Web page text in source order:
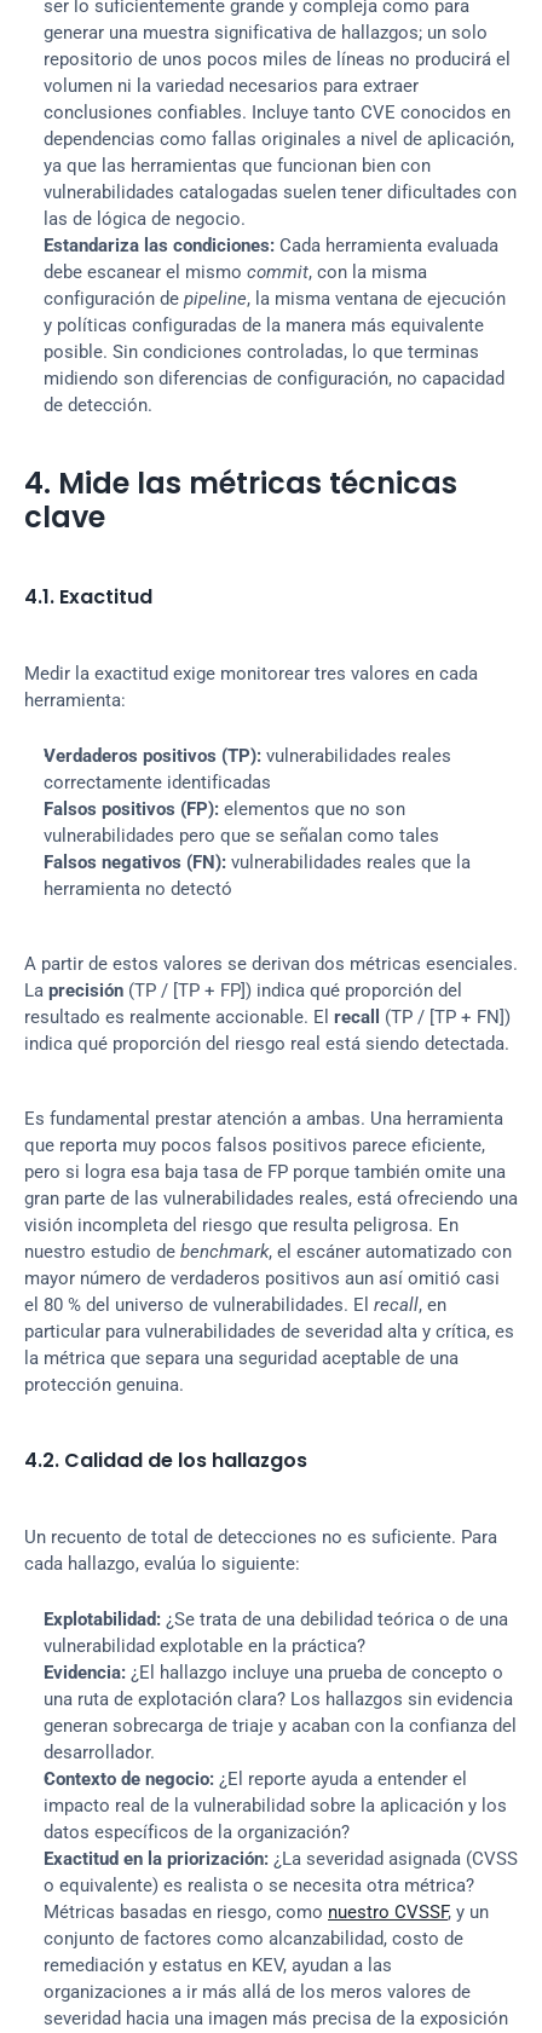
ser lo suficientemente grande y compleja como para
generar una muestra significativa de hallazgos; un solo
repositorio de unos pocos miles de líneas no producirá el
volumen ni la variedad necesarios para extraer
conclusiones confiables. Incluye tanto CVE conocidos en
dependencias como fallas originales a nivel de aplicación,
ya que las herramientas que funcionan bien con
vulnerabilidades catalogadas suelen tener dificultades con
las de lógica de negocio.
Estandariza las condiciones: Cada herramienta evaluada
debe escanear el mismo commit, con la misma
configuración de pipeline, la misma ventana de ejecución
y políticas configuradas de la manera más equivalente
posible. Sin condiciones controladas, lo que terminas
midiendo son diferencias de configuración, no capacidad
de detección.
4. Mide las métricas técnicas
clave
4.1. Exactitud
Medir la exactitud exige monitorear tres valores en cada
herramienta:
Verdaderos positivos (TP): vulnerabilidades reales
correctamente identificadas
Falsos positivos (FP): elementos que no son
vulnerabilidades pero que se señalan como tales
Falsos negativos (FN): vulnerabilidades reales que la
herramienta no detectó
A partir de estos valores se derivan dos métricas esenciales.
La precisión (TP / [TP + FP]) indica qué proporción del
resultado es realmente accionable. El recall
(TP / [TP + FN])
indica qué proporción del riesgo real está siendo detectada.
Es fundamental prestar atención a ambas. Una herramienta
que reporta muy pocos falsos positivos parece eficiente,
pero si logra esa baja tasa de FP porque también omite una
gran parte de las vulnerabilidades reales, está ofreciendo una
visión incompleta del riesgo que resulta peligrosa. En
nuestro estudio de benchmark, el escáner automatizado con
mayor número de verdaderos positivos aun así omitió casi
el 80 % del universo de vulnerabilidades. El recall, en
particular para vulnerabilidades de severidad alta y crítica, es
la métrica que separa una seguridad aceptable de una
protección genuina.
4.2. Calidad de los hallazgos
Un recuento de total de detecciones no es suficiente. Para
cada hallazgo, evalúa lo siguiente:
Explotabilidad: ¿Se trata de una debilidad teórica o de una
vulnerabilidad explotable en la práctica?
Evidencia: ¿El hallazgo incluye una prueba de concepto o
una ruta de explotación clara? Los hallazgos sin evidencia
generan sobrecarga de triaje y acaban con la confianza del
desarrollador.
Contexto de negocio: ¿El reporte ayuda a entender el
impacto real de la vulnerabilidad sobre la aplicación y los
datos específicos de la organización?
Exactitud en la priorización: ¿La severidad asignada (CVSS
o equivalente) es realista o se necesita otra métrica?
Métricas basadas en riesgo, como nuestro CVSSF, y un
conjunto de factores como alcanzabilidad, costo de
remediación y estatus en KEV, ayudan a las
organizaciones a ir más allá de los meros valores de
severidad hacia una imagen más precisa de la exposición